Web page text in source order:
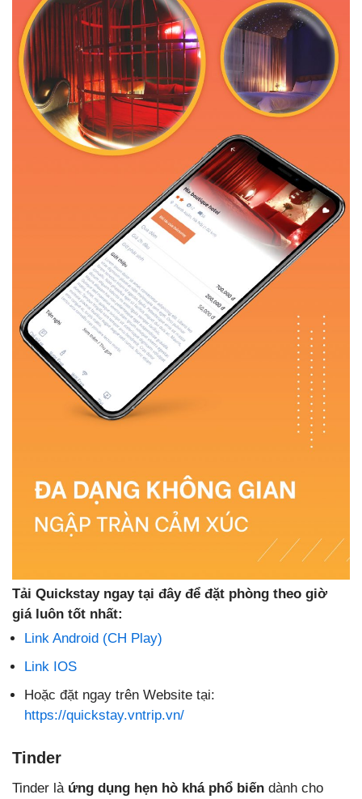
Tải Quickstay ngay tại đây để đặt phòng theo giờ
giá luôn tốt nhất:
Link Android (CH Play)
Link IOS
Hoặc đặt ngay trên Website tại:
https://quickstay.vntrip.vn/
Tinder
Tinder là ứng dụng hẹn hò khá phổ biến dành cho